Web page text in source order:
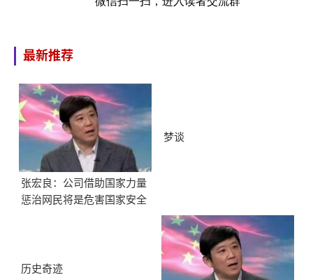
最新推荐
张宏良：公司借助国家力量
惩治网民将是危害国家安全
梦谈
历史奇迹